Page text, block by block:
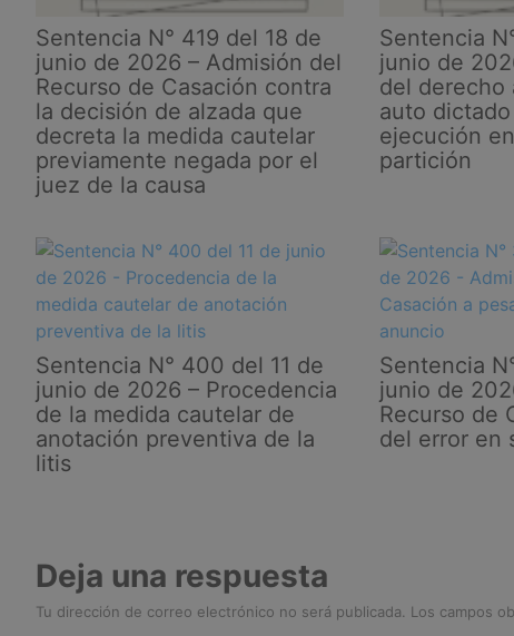
capacidad
de
postulación
Sentencia N° 419 del 18 de
junio de 2026 – Admisión del
Recurso de Casación contra
la decisión de alzada que
decreta la medida cautelar
previamente negada por el
juez de la causa
Sentencia
junio de
del derecho
auto
ejecución
partición
Sentencia N° 400 del 11 de
junio de 2026 – Procedencia
de la medida cautelar de
anotación preventiva de la
litis
Sentencia
junio de
Recurso de
del error en
Deja una respuesta
Tu dirección de correo electrónico no será publicada. Los campos